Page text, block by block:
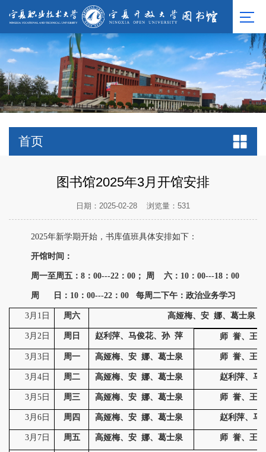
首页
图书馆2025年3月开馆安排
日期：2025-02-28 浏览量： 531
2025年新学期开始，书库值班具体安排如下：
开馆时间：
周一至周五： 8：00---22：00 ； 周 六： 10：00---18：00
周 日： 10：00---22：00 每周二下午：政治业务学习
3月1日 周六 高娅梅、安 娜、葛士泉
3月2日 周日 赵利萍、马俊花、孙 萍 师 誉、王
3月3日 周一 高娅梅、安 娜、葛士泉 师 誉、王
3月4日 周二 高娅梅、安 娜、葛士泉 赵利萍、马
3月5日 周三 高娅梅、安 娜、葛士泉 师 誉、王
3月6日 周四 高娅梅、安 娜、葛士泉 赵利萍、马
3月7日 周五 高娅梅、安 娜、葛士泉 师 誉、王